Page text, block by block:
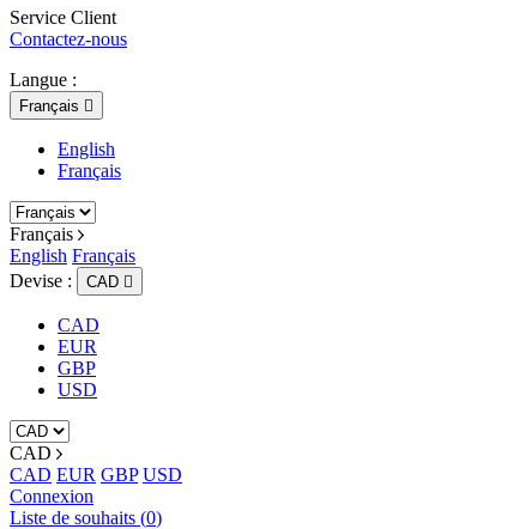
Service Client
Contactez-nous
Langue :
Français 
English
Français
Français
English Français
Devise :
CAD 
CAD
EUR
GBP
USD
CAD
CAD EUR GBP USD
Connexion
Liste de souhaits (0)